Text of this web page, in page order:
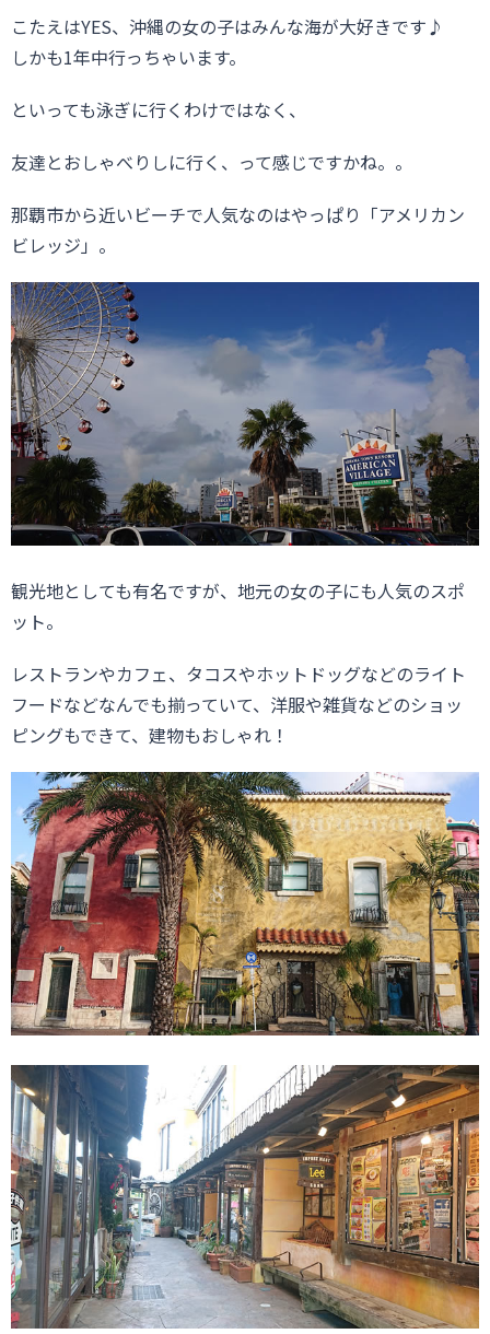
こたえはYES、沖縄の女の子はみんな海が大好きです♪
しかも1年中行っちゃいます。
といっても泳ぎに行くわけではなく、
友達とおしゃべりしに行く、って感じですかね。。
那覇市から近いビーチで人気なのはやっぱり「アメリカン
ビレッジ」。
観光地としても有名ですが、地元の女の子にも人気のスポ
ット。
レストランやカフェ、タコスやホットドッグなどのライト
フードなどなんでも揃っていて、洋服や雑貨などのショッ
ピングもできて、建物もおしゃれ！